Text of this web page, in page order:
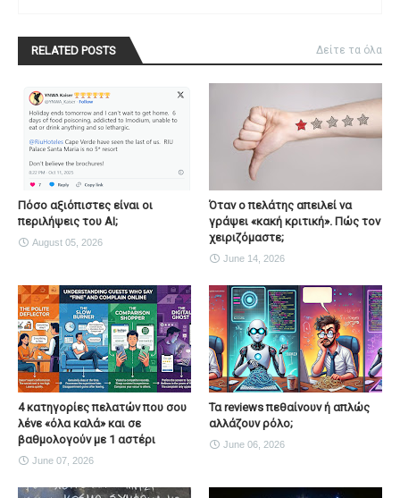
RELATED POSTS Δείτε τα όλα
Πόσο αξιόπιστες είναι οι
περιλήψεις του ΑΙ;
August 05, 2026
Όταν ο πελάτης απειλεί να
γράψει «κακή κριτική». Πώς τον
χειριζόμαστε;
June 14, 2026
4 κατηγορίες πελατών που σου
λένε «όλα καλά» και σε
βαθμολογούν με 1 αστέρι
June 07, 2026
Τα reviews πεθαίνουν ή απλώς
αλλάζουν ρόλο;
June 06, 2026